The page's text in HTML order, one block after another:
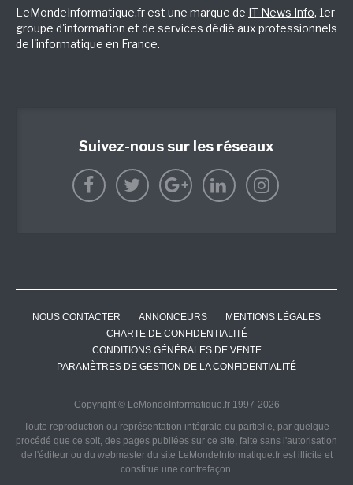
LeMondeInformatique.fr est une marque de IT News Info, 1er
groupe d'information et de services dédié aux professionnels
de l'informatique en France.
Suivez-nous sur les réseaux
NOUS CONTACTER ANNONCEURS
MENTIONS LÉGALES
CHARTE DE CONFIDENTIALITÉ
CONDITIONS GÉNÉRALES DE VENTE
PARAMÈTRES DE GESTION DE LA CONFIDENTIALITÉ
Copyright © LeMondeInformatique.fr 1997-2026
Toute reproduction ou représentation intégrale ou partielle, par quelque
procédé que ce soit, des pages publiées sur ce site, faite sans l'autorisation
de l'éditeur ou du webmaster du site LeMondeInformatique.fr est illicite et
constitue une contrefaçon.